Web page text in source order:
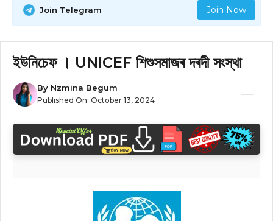
Join Telegram Join Now
ইউনিচেফ । UNICEF শিশুসমাজৰ দৰদী সংস্থা
By Nzmina Begum
Published On: October 13, 2024